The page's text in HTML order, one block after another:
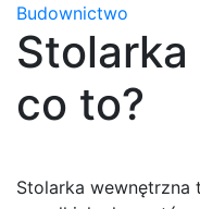
Budownictwo
co to?
Stolarka wewnętrzna